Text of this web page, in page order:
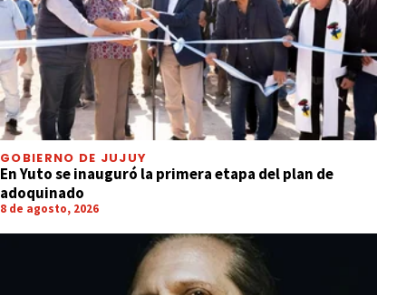
GOBIERNO DE JUJUY
En Yuto se inauguró la primera etapa del plan de
adoquinado
8 de agosto, 2026